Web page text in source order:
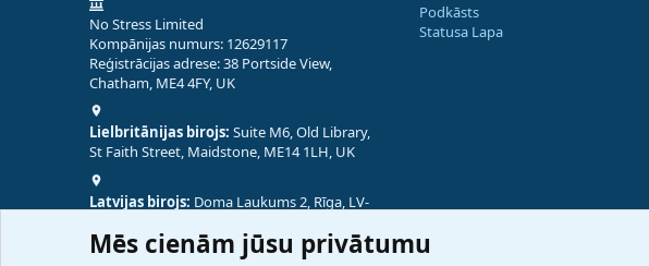
No Stress Limited
Kompānijas numurs: 12629117
Reģistrācijas adrese: 38 Portside View,
Chatham, ME4 4FY, UK
Lielbritānijas birojs: Suite M6, Old Library,
St Faith Street, Maidstone, ME14 1LH, UK
Latvijas birojs: Doma Laukums 2, Rīga, LV-
Podkāsts
Statusa Lapa
Mēs cienām jūsu privātumu